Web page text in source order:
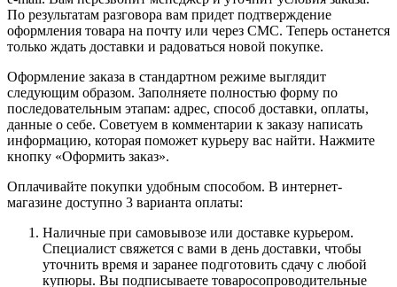
По результатам разговора вам придет подтверждение
оформления товара на почту или через СМС. Теперь останется
только ждать доставки и радоваться новой покупке.
Оформление заказа в стандартном режиме выглядит
следующим образом. Заполняете полностью форму по
последовательным этапам: адрес, способ доставки, оплаты,
данные о себе. Советуем в комментарии к заказу написать
информацию, которая поможет курьеру вас найти. Нажмите
кнопку «Оформить заказ».
Оплачивайте покупки удобным способом. В интернет-
магазине доступно 3 варианта оплаты:
Наличные при самовывозе или доставке курьером.
Специалист свяжется с вами в день доставки, чтобы
уточнить время и заранее подготовить сдачу с любой
купюры. Вы подписываете товаросопроводительные